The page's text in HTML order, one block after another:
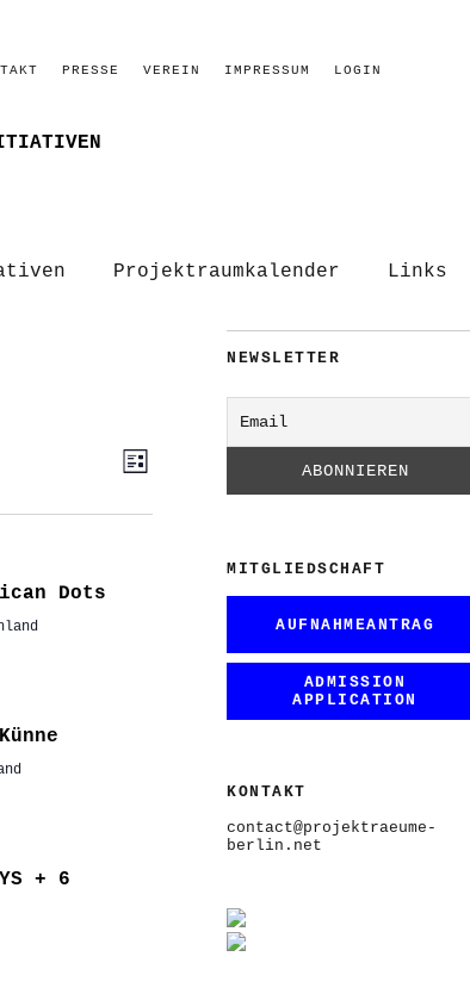
PRESSE VEREIN IMPRESSUM LOGIN
Projektraumkalender Links
ANSICHTEN-
NAVIGATION
VERANSTALTUNG
ANSICHTEN-
Liste
Dots
+ 6
NEWSLETTER
MITGLIEDSCHAFT
AUFNAHMEANTRAG
ADMISSION
APPLICATION
KONTAKT
contact@projektraeume-
berlin.net